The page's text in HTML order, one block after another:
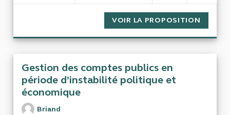
VOIR LA PROPOSITION
Gestion des comptes publics en
période d’instabilité politique et
économique
Briand